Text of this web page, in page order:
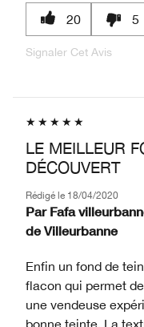
20 5
Signaler Cet Avis
LE MEILLEUR
DÉCOUVERT
Rédigé le 18/04/2020
Par Fafa
de Villeurbanne
Enfin un fond de
flacon qui permet
une vendeuse
bonne teinte. La